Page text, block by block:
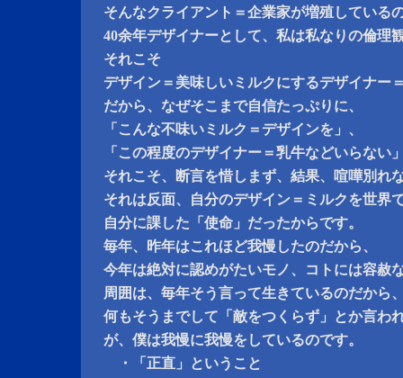
そんなクライアント＝企業家が増殖している
40余年デザイナーとして、私は私なりの倫理
それこそ
デザイン＝美味しいミルクにするデザイナー
だから、なぜそこまで自信たっぷりに、
「こんな不味いミルク＝デザインを」、
「この程度のデザイナー＝乳牛などいらない
それこそ、断言を惜しまず、結果、喧嘩別れ
それは反面、自分のデザイン＝ミルクを世界
自分に課した「使命」だったからです。
毎年、昨年はこれほど我慢したのだから、
今年は絶対に認めがたいモノ、コトには容赦
周囲は、毎年そう言って生きているのだから
何もそうまでして「敵をつくらず」とか言わ
が、僕は我慢に我慢をしているのです。
・「正直」ということ